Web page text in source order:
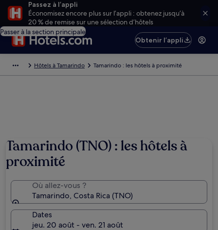
Passez à l’appli
Économisez encore plus sur l’appli : obtenez jusqu’à
20 % de remise sur une sélection d’hôtels
Passer à la section principale
Obtenir l’appli
Hôtels à Tamarindo Tamarindo : les hôtels à proximité
Tamarindo (TNO) : les hôtels à
proximité
Où allez-vous ?
Tamarindo, Costa Rica (TNO)
Dates
jeu. 20 août - ven. 21 août